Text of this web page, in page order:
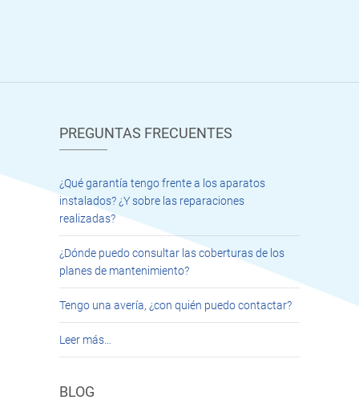
PREGUNTAS FRECUENTES
¿Qué garantía tengo frente a los aparatos
instalados? ¿Y sobre las reparaciones
realizadas?
¿Dónde puedo consultar las coberturas de los
planes de mantenimiento?
Tengo una avería, ¿con quién puedo contactar?
Leer más…
BLOG